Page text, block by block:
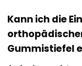
Kann ich die
Gummistiefel